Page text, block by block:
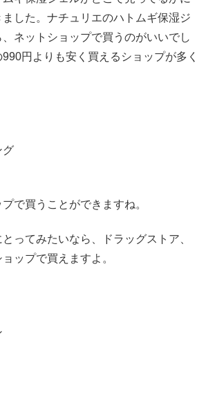
した。ナチュリエのハトムギ保湿ジ
ネットショップで買うのがいいでし
円よりも安く買えるショップが多く
グ
で買うことができますね。
ってみたいなら、ドラッグストア、
ップで買えますよ。